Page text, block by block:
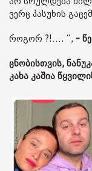
ვერც პასუხის
როგორ ?!…. “, -
ცნობისთვის,
კახა კაშია